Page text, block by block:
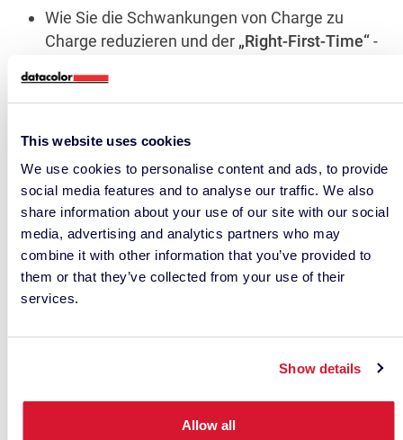
This website uses cookies
We use cookies to personalise content and ads, to provide
social media features and to analyse our traffic. We also
share information about your use of our site with our social
media, advertising and analytics partners who may
combine it with other information that you’ve provided to
them or that they’ve collected from your use of their
services.
Show details
Allow all
Wie Sie die Schwankungen von Charge zu
Charge reduzieren und der „Right-First-Time“-
Wie man Designer mit Farbzielen unterstützt,
Farbeübertragen lassen
Wie Sie die Ausrichtung der Lieferanten durch
einheitliche Messverfahren und gemeinsame
Daten stärken können
Wenn Sie eine Probe, ein Ziel oder ein
wiederkehrendes Farbproblem mitbringen, kann
unser Team Ihnen helfen, den effektivsten Weg zu
Wir unterstützen Hersteller, Designer und